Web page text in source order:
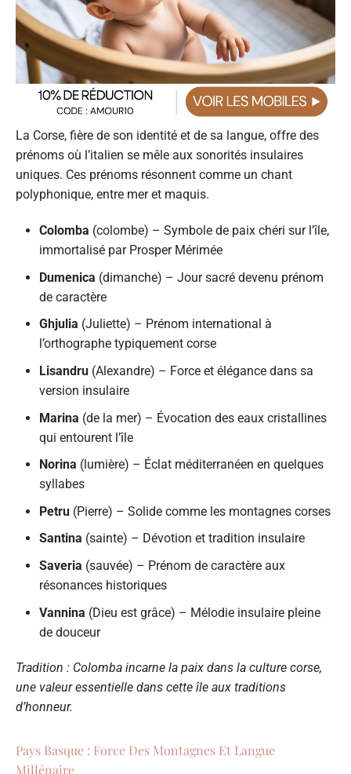
La Corse, fière de son identité et de sa langue, offre des
prénoms où l’italien se mêle aux sonorités insulaires
uniques. Ces prénoms résonnent comme un chant
polyphonique, entre mer et maquis.
Colomba (colombe) – Symbole de paix chéri sur l’île,
immortalisé par Prosper Mérimée
Dumenica (dimanche) – Jour sacré devenu prénom
de caractère
Ghjulia (Juliette) – Prénom international à
l’orthographe typiquement corse
Lisandru (Alexandre) – Force et élégance dans sa
version insulaire
Marina (de la mer) – Évocation des eaux cristallines
qui entourent l’île
Norina (lumière) – Éclat méditerranéen en quelques
syllabes
Petru (Pierre) – Solide comme les montagnes corses
Santina (sainte) – Dévotion et tradition insulaire
Saveria (sauvée) – Prénom de caractère aux
résonances historiques
Vannina (Dieu est grâce) – Mélodie insulaire pleine
de douceur
Tradition : Colomba incarne la paix dans la culture corse,
une valeur essentielle dans cette île aux traditions
d’honneur.
Pays Basque : Force Des Montagnes Et Langue
Millénaire